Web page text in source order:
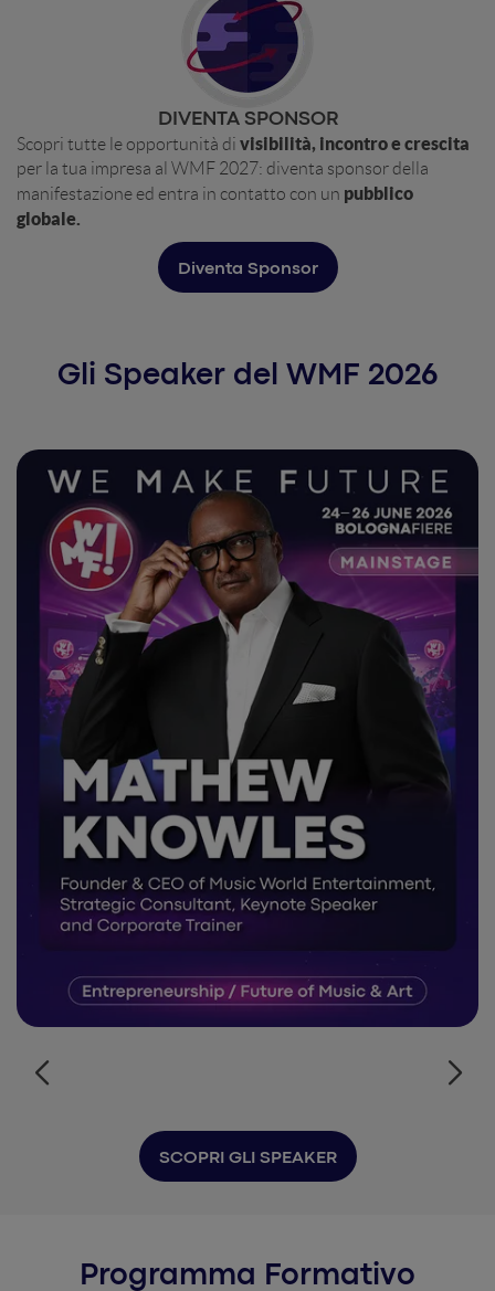
DIVENTA SPONSOR
Scopri tutte le opportunità di visibilità, incontro e crescita
per la tua impresa al WMF 2027: diventa sponsor della
manifestazione ed entra in contatto con un pubblico
globale.
Diventa Sponsor
Gli Speaker del WMF 2026
SCOPRI GLI SPEAKER
Programma Formativo